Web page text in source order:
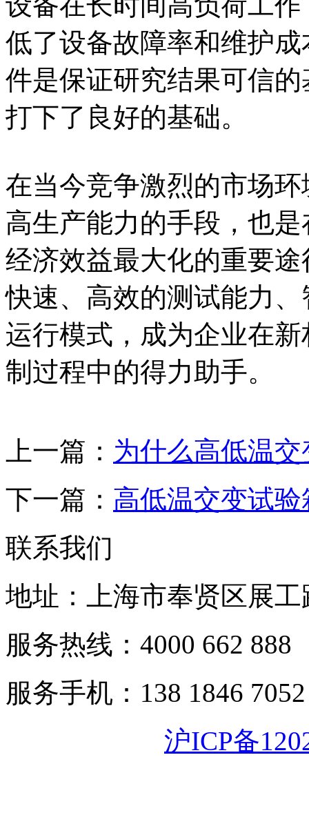
低了设备故障率和维护
件是保证研究结果可信
打下了良好的基础。
在当今竞争激烈的市场
高生产能力的手段，也
经济效益最大化的重要
快速、高效的测试能力
运行模式，成为企业在
制过程中的得力助手。
上一篇： 为什么高低温
下一篇： 高低温交变试
联系我们
地址：上海市奉贤区展工
服务热线：4000 662 888
服务手机：138 1846 7052
沪ICP备